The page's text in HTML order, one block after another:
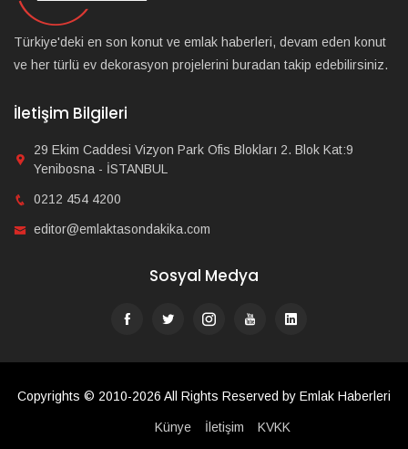
Türkiye'deki en son konut ve emlak haberleri, devam eden konut
ve her türlü ev dekorasyon projelerini buradan takip edebilirsiniz.
İletişim Bilgileri
29 Ekim Caddesi Vizyon Park Ofis Blokları 2. Blok Kat:9
Yenibosna - İSTANBUL
0212 454 4200
editor@emlaktasondakika.com
Sosyal Medya
Copyrights © 2010-2026 All Rights Reserved by Emlak Haberleri
Künye İletişim KVKK